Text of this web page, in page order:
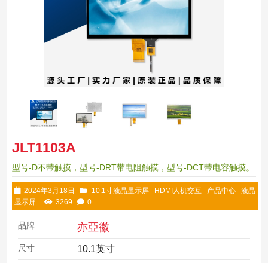
JLT1103A
型号-D不带触摸，型号-DRT带电阻触摸，型号-DCT带电容触摸。
2024年3月18日 10.1寸液晶显示屏 HDMI人机交互 产品中心
液晶
显示屏
3269 0
品牌 亦亞徽
尺寸 10.1英寸